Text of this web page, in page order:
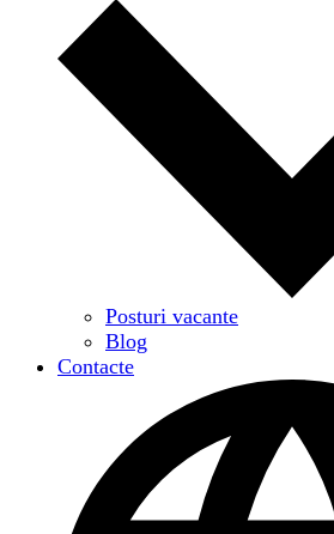
Posturi vacante
Blog
Contacte